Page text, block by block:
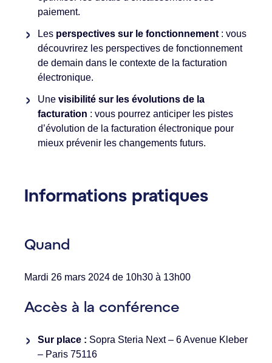
paiement.
Les perspectives sur le fonctionnement : vous
découvrirez les perspectives de fonctionnement
de demain dans le contexte de la facturation
électronique.
Une visibilité sur les évolutions de la
facturation : vous pourrez anticiper les pistes
d’évolution de la facturation électronique pour
mieux prévenir les changements futurs.
Informations pratiques
Quand
Mardi 26 mars 2024 de 10h30 à 13h00
Accès à la conférence
Sur place : Sopra Steria Next – 6 Avenue Kleber
– Paris 75116